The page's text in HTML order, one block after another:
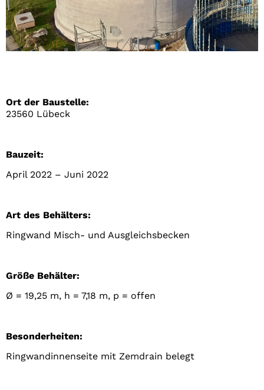
Ort der Baustelle:
23560 Lübeck
Bauzeit:
April 2022 – Juni 2022
Art des Behälters:
Ringwand Misch- und Ausgleichsbecken
Größe Behälter:
Ø = 19,25 m, h = 7,18 m, p = offen
Besonderheiten:
Ringwandinnenseite mit Zemdrain belegt